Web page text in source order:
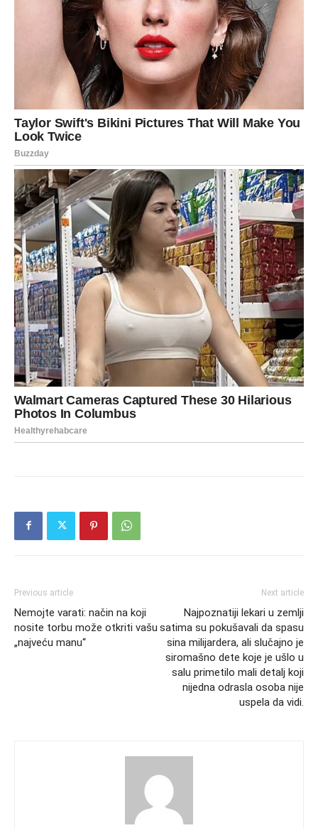
Previous article
Nemojte varati: način na koji
nosite torbu može otkriti vašu
„najveću manu“
Next article
Najpoznatiji lekari u zemlji
satima su pokušavali da spasu
sina milijardera, ali slučajno je
siromašno dete koje je ušlo u
salu primetilo mali detalj koji
nijedna odrasla osoba nije
uspela da vidi.